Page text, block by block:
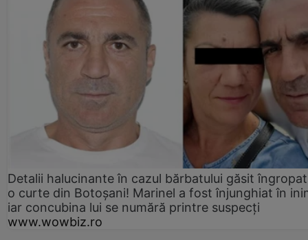
Detalii halucinante în cazul bărbatului găsit
o curte din Botoșani! Marinel a fost înjunghiat în
iar concubina lui se numără printre suspecți
www.wowbiz.ro